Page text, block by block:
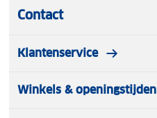
Contact
Klantenservice
Winkels & openingstijden